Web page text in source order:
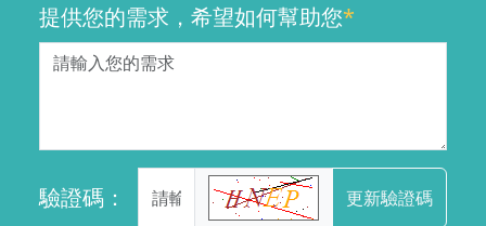
提供您的需求，希望如何幫助您*
驗證碼： 更新驗證碼